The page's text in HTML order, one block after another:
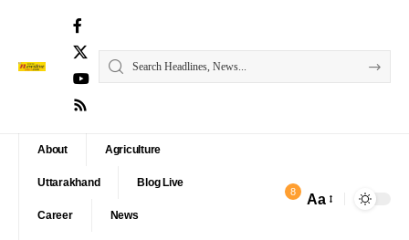
About Agriculture
Uttarakhand Blog Live
Career News
8 Aa